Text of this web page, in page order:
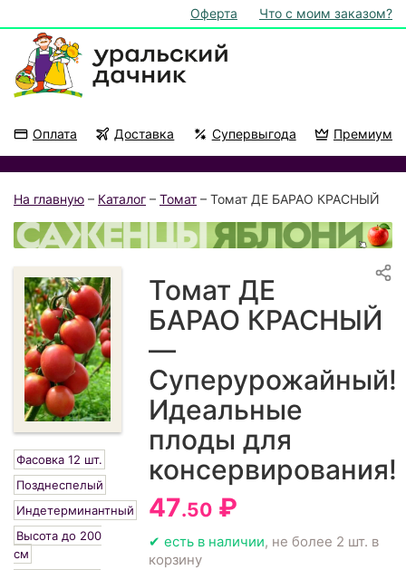
Оферта Что с моим заказом?
Оплата Доставка Супервыгода Премиум
На главную – Каталог – Томат – Томат ДЕ БАРАО КРАСНЫЙ
Фасовка 12 шт.
Позднеспелый
Индетерминантный
Высота до 200
см
Томат ДЕ
БАРАО КРАСНЫЙ
—
Суперурожайный!
Идеальные
плоды для
консервирования!
47.50 ₽
✔ есть в наличии, не более 2 шт. в
корзину